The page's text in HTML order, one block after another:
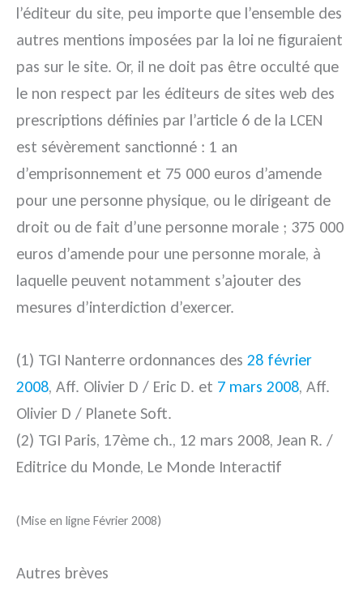
l’éditeur du site, peu importe que l’ensemble des
autres mentions imposées par la loi ne figuraient
pas sur le site. Or, il ne doit pas être occulté que
le non respect par les éditeurs de sites web des
prescriptions définies par l’article 6 de la LCEN
est sévèrement sanctionné : 1 an
d’emprisonnement et 75 000 euros d’amende
pour une personne physique, ou le dirigeant de
droit ou de fait d’une personne morale ; 375 000
euros d’amende pour une personne morale, à
laquelle peuvent notamment s’ajouter des
mesures d’interdiction d’exercer.
(1) TGI Nanterre ordonnances des 28 février
2008, Aff. Olivier D / Eric D. et 7 mars 2008, Aff.
Olivier D / Planete Soft.
(2) TGI Paris, 17ème ch., 12 mars 2008, Jean R. /
Editrice du Monde, Le Monde Interactif
(Mise en ligne Février 2008)
Autres brèves